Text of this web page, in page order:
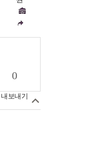
0
내보내기